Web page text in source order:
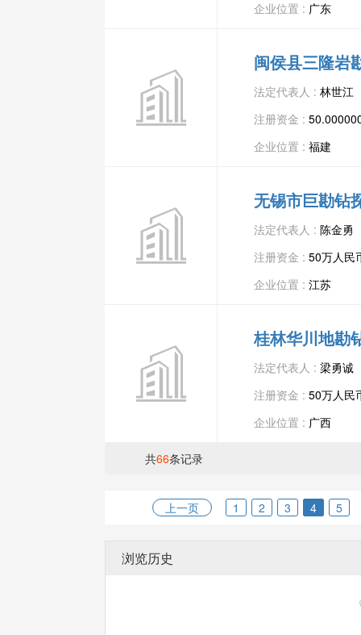
企业位置 : 广东
闽侯县三隆岩
法定代表人 : 林世江
注册资金 :
企业位置 : 福建
无锡市巨勘钻
法定代表人 : 陈金勇
注册资金 : 50万人民
企业位置 : 江苏
桂林华川地勘
法定代表人 : 梁勇诚
注册资金 : 50万人民
企业位置 : 广西
共66条记录
上一页 1 2 3 4 5
浏览历史